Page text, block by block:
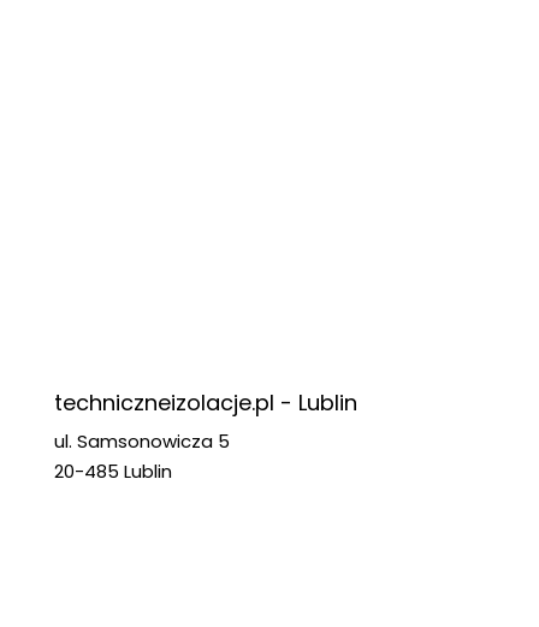
techniczneizolacje.pl - Lublin
ul. Samsonowicza 5
20-485 Lublin